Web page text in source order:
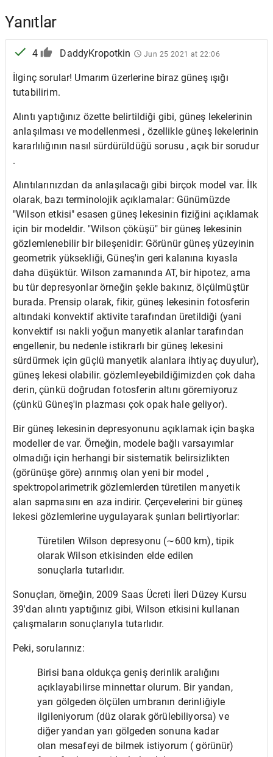
Yanıtlar
4 DaddyKropotkin Jun 25 2021 at 22:06
İlginç sorular! Umarım üzerlerine biraz güneş ışığı
tutabilirim.
Alıntı yaptığınız özette belirtildiği gibi, güneş lekelerinin
anlaşılması ve modellenmesi , özellikle güneş lekelerinin
kararlılığının nasıl sürdürüldüğü sorusu , açık bir sorudur
.
Alıntılarınızdan da anlaşılacağı gibi birçok model var. İlk
olarak, bazı terminolojik açıklamalar: Günümüzde
"Wilson etkisi" esasen güneş lekesinin fiziğini açıklamak
için bir modeldir. "Wilson çöküşü" bir güneş lekesinin
gözlemlenebilir bir bileşenidir: Görünür güneş yüzeyinin
geometrik yüksekliği, Güneş'in geri kalanına kıyasla
daha düşüktür. Wilson zamanında AT, bir hipotez, ama
bu tür depresyonlar örneğin şekle bakınız, ölçülmüştür
burada. Prensip olarak, fikir, güneş lekesinin fotosferin
altındaki konvektif aktivite tarafından üretildiği (yani
konvektif ısı nakli yoğun manyetik alanlar tarafından
engellenir, bu nedenle istikrarlı bir güneş lekesini
sürdürmek için güçlü manyetik alanlara ihtiyaç duyulur),
güneş lekesi olabilir. gözlemleyebildiğimizden çok daha
derin, çünkü doğrudan fotosferin altını göremiyoruz
(çünkü Güneş'in plazması çok opak hale geliyor).
Bir güneş lekesinin depresyonunu açıklamak için başka
modeller de var. Örneğin, modele bağlı varsayımlar
olmadığı için herhangi bir sistematik belirsizlikten
(görünüşe göre) arınmış olan yeni bir model ,
spektropolarimetrik gözlemlerden türetilen manyetik
alan sapmasını en aza indirir. Çerçevelerini bir güneş
lekesi gözlemlerine uygulayarak şunları belirtiyorlar:
Türetilen Wilson depresyonu (∼600 km), tipik
olarak Wilson etkisinden elde edilen
sonuçlarla tutarlıdır.
Sonuçları, örneğin, 2009 Saas Ücreti İleri Düzey Kursu
39'dan alıntı yaptığınız gibi, Wilson etkisini kullanan
çalışmaların sonuçlarıyla tutarlıdır.
Peki, sorularınız:
Birisi bana oldukça geniş derinlik aralığını
açıklayabilirse minnettar olurum. Bir yandan,
yarı gölgeden ölçülen umbranın derinliğiyle
ilgileniyorum (düz olarak görülebiliyorsa) ve
diğer yandan yarı gölgeden sonuna kadar
olan mesafeyi de bilmek istiyorum ( görünür)